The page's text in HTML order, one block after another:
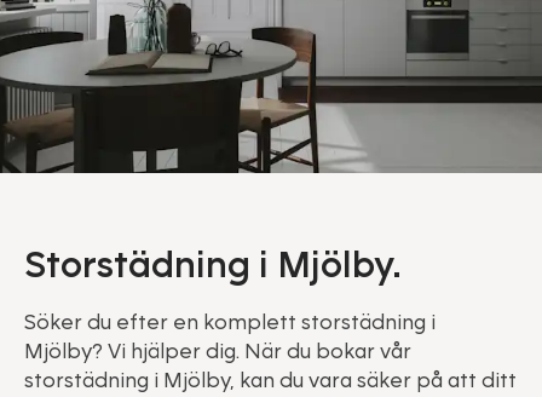
Storstädning i Mjölby.
Söker du efter en komplett storstädning i
Mjölby? Vi hjälper dig. När du bokar vår
storstädning i Mjölby, kan du vara säker på att ditt